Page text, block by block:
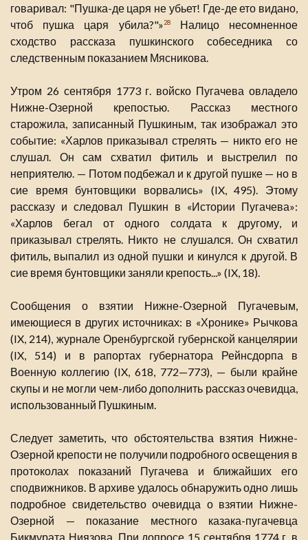
говаривал: "Пушка-де царя не убьет! Где-де ето видано,
чтоб пушка царя убила?"»28Налицо несомненное
сходство рассказа пушкинского собеседника со
следственным показанием Мясникова.
Утром 26 сентября 1773 г. войско Пугачева овладело
Нижне-Озерной крепостью. Рассказ местного
старожила, записанный Пушкиным, так изображал это
событие: «Харлов приказывал стрелять — никто его не
слушал. Он сам схватил фитиль и выстрелил по
неприятелю. — Потом подбежал и к другой пушке — но в
сие время бунтовщики ворвались» (IX, 495). Этому
рассказу и следовал Пушкин в «Истории Пугачева»:
«Харлов бегал от одного солдата к другому, и
приказывал стрелять. Никто не слушался. Он схватил
фитиль, выпалил из одной пушки и кинулся к другой. В
сие время бунтовщики заняли крепость...» (IX, 18).
Сообщения о взятии Нижне-Озерной Пугачевым,
имеющиеся в других источниках: в «Хронике» Рычкова
(IX, 214), журнале Оренбургской губернской канцелярии
(IX, 514) и в рапортах губернатора Рейнсдорпа в
Военную коллегию (IX, 618, 772—773), — были крайне
скупы и не могли чем-либо дополнить рассказ очевидца,
использованный Пушкиным.
Следует заметить, что обстоятельства взятия Нижне-
Озерной крепости не получили подробного освещения в
протоколах показаний Пугачева и ближайших его
сподвижников. В архиве удалось обнаружить одно лишь
подробное свидетельство очевидца о взятии Нижне-
Озерной — показание местного казака-пугачевца
Бикмурата Ниязова. При допросе 15 сентября 1774 г. в